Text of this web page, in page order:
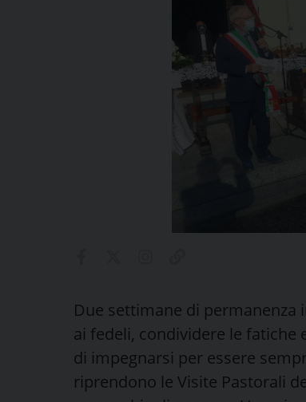
Due settimane di permanenza
ai fedeli, condividere le fatiche
di impegnarsi per essere
riprendono le Visite Pastorali